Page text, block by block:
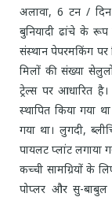
अलावा, 6 टन /
बुनियादी ढांचे के
संस्थान पेपरमकिंग
मिलों की संख्या
ट्रेल्स पर आधारित
स्थापित किया गया
गया था। लुगदी,
पायलट प्लांट लगाया
कच्ची सामग्रियों के
पोप्लर और सु-बाबुल